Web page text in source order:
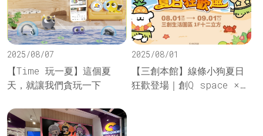
2025/08/07
【Time 玩一夏】這個夏
天，就讓我們貪玩一下
2025/08/01
【三創本館】線條小狗夏日
狂歡登場｜創Q space ×